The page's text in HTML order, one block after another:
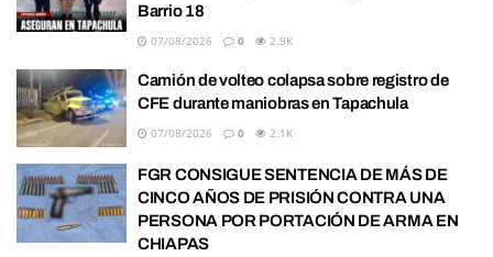
Barrio 18
07/08/2026 0 2.9K
Camión de volteo colapsa sobre registro de
CFE durante maniobras en Tapachula
07/08/2026 0 2.1K
FGR CONSIGUE SENTENCIA DE MÁS DE
CINCO AÑOS DE PRISIÓN CONTRA UNA
PERSONA POR PORTACIÓN DE ARMA EN
CHIAPAS